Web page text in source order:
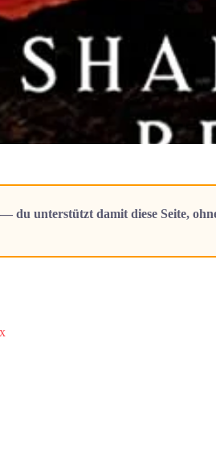
du unterstützt damit diese Seite,